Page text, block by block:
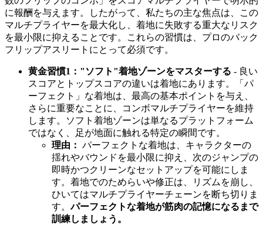
に報酬を与えます。したがって、私たちの主な焦点は、この
マルチプライヤーを最大化し、着地に失敗する重大なリスク
を最小限に抑えることです。これらの習慣は、プロのバック
フリップアスリートにとって必須です。
黄金習慣1："ソフト"着地ゾーンをマスターする - 良い
スコアとトップスコアの違いは着地にあります。「パ
ーフェクト」な着地は、最高の基本ポイントを与え、
さらに重要なことに、コンボマルチプライヤーを維持
します。ソフト着地ゾーンは単なるプラットフォーム
ではなく、足が地面に触れる特定の瞬間です。
理由： パーフェクトな着地は、キャラクターの
揺れやバウンドを最小限に抑え、次のジャンプの
即時かつクリーンなセットアップを可能にしま
す。着地でのためらいや修正は、リズムを崩し、
ひいてはマルチプライヤーチェーンを断ち切りま
す。パーフェクトな着地が筋肉の記憶になるまで
訓練しましょう。